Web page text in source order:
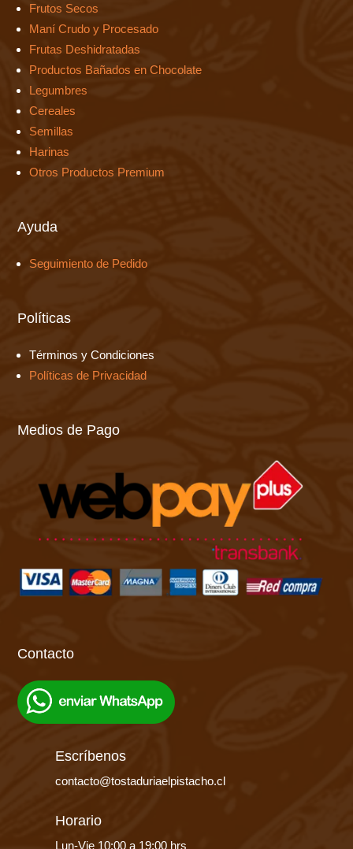
Frutos Secos
Maní Crudo y Procesado
Frutas Deshidratadas
Productos Bañados en Chocolate
Legumbres
Cereales
Semillas
Harinas
Otros Productos Premium
Ayuda
Seguimiento de Pedido
Políticas
Términos y Condiciones
Políticas de Privacidad
Medios de Pago
Contacto
Escríbenos
contacto@tostaduriaelpistacho.cl
Horario
Lun-Vie 10:00 a 19:00 hrs